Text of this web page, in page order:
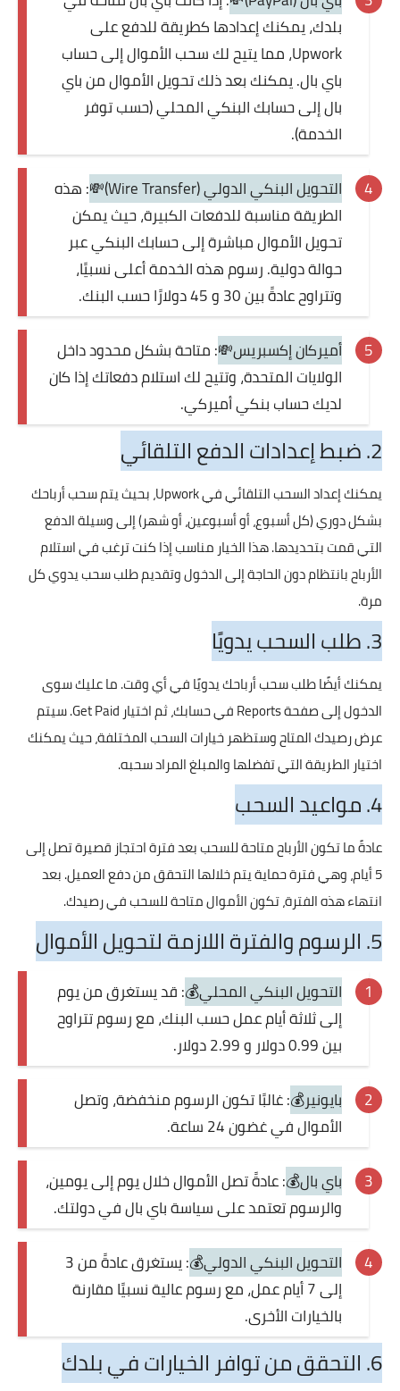
بلدك، يمكنك إعدادها كطريقة للدفع على
Upwork، مما يتيح لك سحب الأموال إلى حساب
باي بال. يمكنك بعد ذلك تحويل الأموال من باي
بال إلى حسابك البنكي المحلي (حسب توفر
الخدمة).
التحويل البنكي الدولي (Wire Transfer)💸
: هذه
الطريقة مناسبة للدفعات الكبيرة، حيث يمكن
تحويل الأموال مباشرة إلى حسابك البنكي عبر
حوالة دولية. رسوم هذه الخدمة أعلى نسبيًا،
وتتراوح عادةً بين 30 و 45 دولارًا حسب البنك.
أميركان إكسبريس💸: متاحة بشكل محدود داخل
الولايات المتحدة، وتتيح لك استلام دفعاتك إذا كان
لديك حساب بنكي أميركي.
2. ضبط إعدادات الدفع التلقائي
يمكنك إعداد السحب التلقائي في Upwork، بحيث يتم سحب أرباحك
بشكل دوري (كل أسبوع، أو أسبوعين، أو شهر) إلى وسيلة الدفع
التي قمت بتحديدها. هذا الخيار مناسب إذا كنت ترغب في استلام
الأرباح بانتظام دون الحاجة إلى الدخول وتقديم طلب سحب يدوي كل
مرة.
3. طلب السحب يدويًا
يمكنك أيضًا طلب سحب أرباحك يدويًا في أي وقت. ما عليك سوى
الدخول إلى صفحة Reports في حسابك، ثم اختيار Get Paid. سيتم
عرض رصيدك المتاح وستظهر خيارات السحب المختلفة، حيث يمكنك
اختيار الطريقة التي تفضلها والمبلغ المراد سحبه.
4. مواعيد السحب
عادةً ما تكون الأرباح متاحة للسحب بعد فترة احتجاز قصيرة تصل إلى
5 أيام، وهي فترة حماية يتم خلالها التحقق من دفع العميل. بعد
انتهاء هذه الفترة، تكون الأموال متاحة للسحب في رصيدك.
5. الرسوم والفترة اللازمة لتحويل الأموال
التحويل البنكي المحلي💰: قد يستغرق من يوم
إلى ثلاثة أيام عمل حسب البنك، مع رسوم تتراوح
بين 0.99 دولار و 2.99 دولار.
بايونير💰: غالبًا تكون الرسوم منخفضة، وتصل
الأموال في غضون 24 ساعة.
باي بال💰: عادةً تصل الأموال خلال يوم إلى يومين،
والرسوم تعتمد على سياسة باي بال في دولتك.
التحويل البنكي الدولي💰
: يستغرق عادةً من 3
إلى 7 أيام عمل، مع رسوم عالية نسبيًا مقارنة
بالخيارات الأخرى.
6. التحقق من توافر الخيارات في بلدك